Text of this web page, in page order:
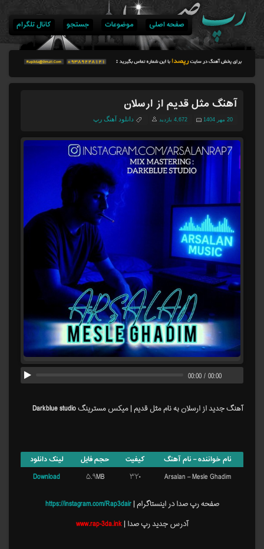
صفحه اصلی موضوعات جستجو کانال تلگرام
آهنگ مثل قدیم از ارسلان
20 مهر 1404 4,672 بازدید دانلود آهنگ رپ
00:00/00:00
آهنگ جدید از ارسلان به نام مثل قدیم | میکس مسترینگ Darkblue studio
نام خواننده – نام آهنگ کیفیت حجم فایل
لینک دانلود
Arsalan – Mesle Ghadim
۳۲۰ ۵.۹MB Download
صفحه رپ صدا در اینستاگرام |https://instagram.com/Rap3dair
آدرس جدید رپ صدا |www.rap-3da.ink